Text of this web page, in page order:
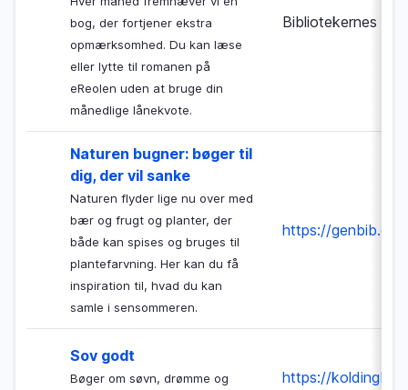
bog, der fortjener ekstra
opmærksomhed. Du kan læse
eller lytte til romanen på
eReolen uden at bruge din
månedlige lånekvote.
Bibliotekernes
Naturen bugner: bøger til
dig, der vil sanke
Naturen flyder lige nu over med
bær og frugt og planter, der
både kan spises og bruges til
plantefarvning. Her kan du få
inspiration til, hvad du kan
samle i sensommeren.
https://genbib.dk/
Sov godt
Bøger om søvn, drømme og
https://